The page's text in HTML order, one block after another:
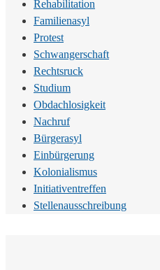
Rehabilitation
Familienasyl
Protest
Schwangerschaft
Rechtsruck
Studium
Obdachlosigkeit
Nachruf
Bürgerasyl
Einbürgerung
Kolonialismus
Initiativentreffen
Stellenausschreibung